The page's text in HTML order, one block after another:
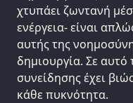
χτυπάει ζωντανή
ενέργεια- είναι
αυτής της
δημιουργία. Σε αυτό
συνείδησης έχει
κάθε πυκνότητα.